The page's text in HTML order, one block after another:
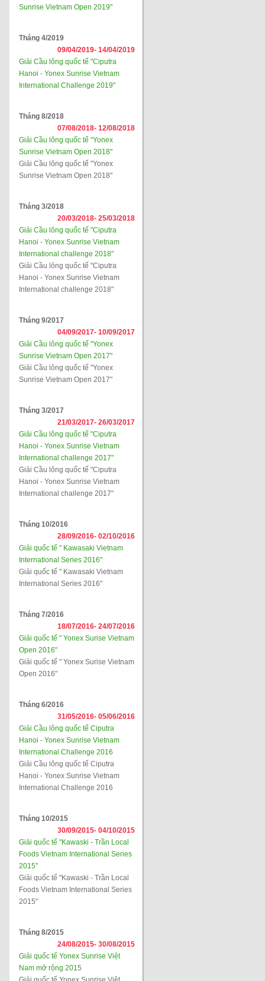
Sunrise Vietnam Open 2019"
Tháng 4/2019
09/04/2019- 14/04/2019
Giải Cầu lông quốc tế "Ciputra
Hanoi - Yonex Sunrise Vietnam
International Challenge 2019"
Tháng 8/2018
07/08/2018- 12/08/2018
Giải Cầu lông quốc tế "Yonex
Sunrise Vietnam Open 2018"
Giải Cầu lông quốc tế "Yonex
Sunrise Vietnam Open 2018"
Tháng 3/2018
20/03/2018- 25/03/2018
Giải Cầu lông quốc tế "Ciputra
Hanoi - Yonex Sunrise Vietnam
International challenge 2018"
Giải Cầu lông quốc tế "Ciputra
Hanoi - Yonex Sunrise Vietnam
International challenge 2018"
Tháng 9/2017
04/09/2017- 10/09/2017
Giải Cầu lông quốc tế "Yonex
Sunrise Vietnam Open 2017"
Giải Cầu lông quốc tế "Yonex
Sunrise Vietnam Open 2017"
Tháng 3/2017
21/03/2017- 26/03/2017
Giải Cầu lông quốc tế "Ciputra
Hanoi - Yonex Sunrise Vietnam
International challenge 2017"
Giải Cầu lông quốc tế "Ciputra
Hanoi - Yonex Sunrise Vietnam
International challenge 2017"
Tháng 10/2016
28/09/2016- 02/10/2016
Giải quốc tế " Kawasaki Vietnam
International Series 2016"
Giải quốc tế " Kawasaki Vietnam
International Series 2016"
Tháng 7/2016
18/07/2016- 24/07/2016
Giải quốc tế " Yonex Surise Vietnam
Open 2016"
Giải quốc tế " Yonex Surise Vietnam
Open 2016"
Tháng 6/2016
31/05/2016- 05/06/2016
Giải Cầu lông quốc tế Ciputra
Hanoi - Yonex Sunrise Vietnam
International Challenge 2016
Giải Cầu lông quốc tế Ciputra
Hanoi - Yonex Sunrise Vietnam
International Challenge 2016
Tháng 10/2015
30/09/2015- 04/10/2015
Giải quốc tế "Kawaski - Trần Local
Foods Vietnam International Series
2015"
Giải quốc tế "Kawaski - Trần Local
Foods Vietnam International Series
2015"
Tháng 8/2015
24/08/2015- 30/08/2015
Giải quốc tế Yonex Sunrise Việt
Nam mở rộng 2015